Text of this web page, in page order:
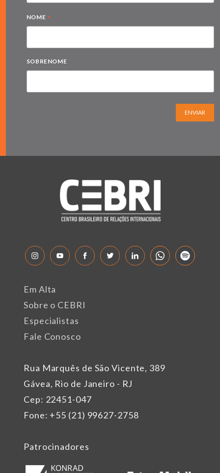
NOME *
SOBRENOME
ENVIAR
Rua Marquês de São Vicente, 389
Gávea, Rio de Janeiro - RJ
Cep: 22451-047
Fone: +55 (21) 99627-2758
Em Alta
Sobre o CEBRI
Especialistas
Fale Conosco
Patrocinadores